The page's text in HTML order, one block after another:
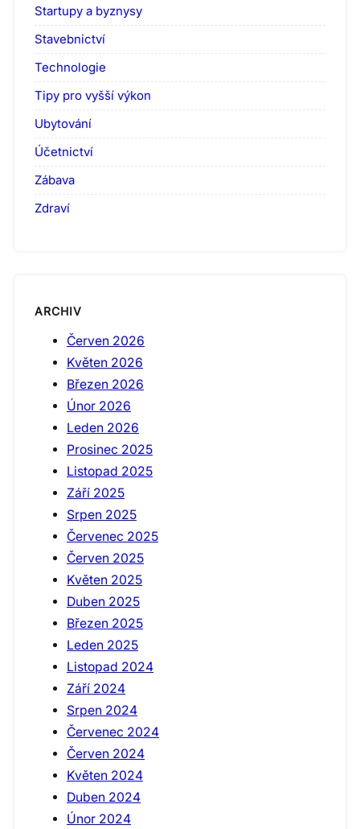
Startupy a byznysy
Stavebnictví
Technologie
Tipy pro vyšší výkon
Ubytování
Účetnictví
Zábava
Zdraví
ARCHIV
Červen 2026
Květen 2026
Březen 2026
Únor 2026
Leden 2026
Prosinec 2025
Listopad 2025
Září 2025
Srpen 2025
Červenec 2025
Červen 2025
Květen 2025
Duben 2025
Březen 2025
Leden 2025
Listopad 2024
Září 2024
Srpen 2024
Červenec 2024
Červen 2024
Květen 2024
Duben 2024
Únor 2024